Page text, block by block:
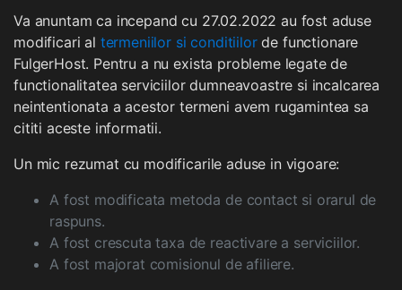
Va anuntam ca incepand cu 27.02.2022 au fost aduse
modificari al termeniilor si conditiilorde functionare
FulgerHost. Pentru a nu exista probleme legate de
functionalitatea serviciilor dumneavoastre si incalcarea
neintentionata a acestor termeni avem rugamintea sa
cititi aceste informatii.
Un mic rezumat cu modificarile aduse in vigoare:
A fost modificata metoda de contact si orarul de
raspuns.
A fost crescuta taxa de reactivare a serviciilor.
A fost majorat comisionul de afiliere.